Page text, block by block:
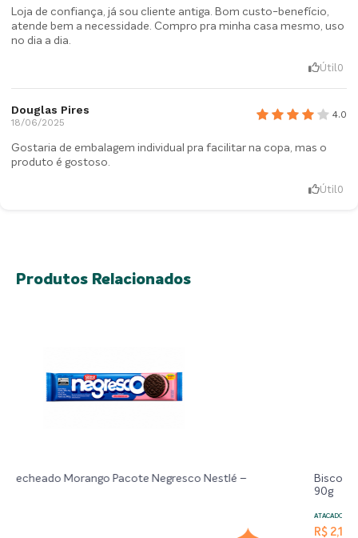
Loja de confiança, já sou cliente antiga. Bom custo-benefício,
atende bem a necessidade. Compro pra minha casa mesmo, uso
no dia a dia.
Útil 0
Douglas Pires
18/06/2025
4.0
Gostaria de embalagem individual pra facilitar na copa, mas o
produto é gostoso.
Útil 0
Produtos Relacionados
–
Biscoito Recheado Chocolate Pacote Negresco